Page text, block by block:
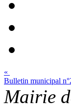
«
Bulletin municipal
Mairie